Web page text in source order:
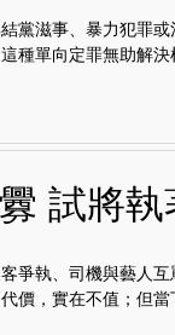
黨滋事、暴力犯罪
種單向定罪無助解決
試將執
爭執、司機與藝人
價，實在不值；但當